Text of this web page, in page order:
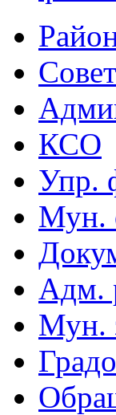
КСО
Упр.
Мун.
Адм.
Мун.